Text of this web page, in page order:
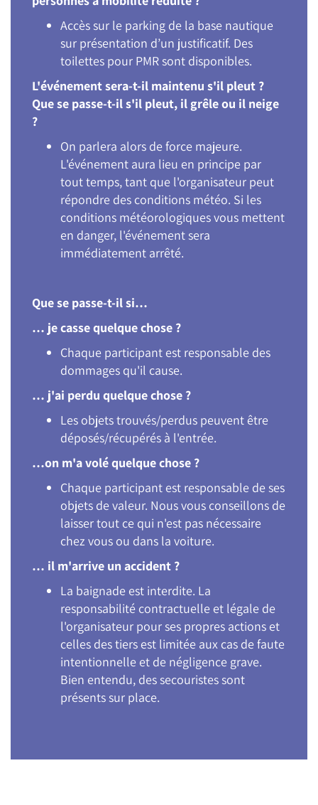
Accès sur le parking de la base nautique
sur présentation d’un justificatif. Des
toilettes pour PMR sont disponibles.
L'événement sera-t-il maintenu s'il pleut ?
Que se passe-t-il s'il pleut, il grêle ou il neige
?
On parlera alors de force majeure.
L'événement aura lieu en principe par
tout temps, tant que l'organisateur peut
répondre des conditions météo. Si les
conditions météorologiques vous mettent
en danger, l'événement sera
immédiatement arrêté.
Que se passe-t-il si…
… je casse quelque chose ?
Chaque participant est responsable des
dommages qu'il cause.
… j'ai perdu quelque chose ?
Les objets trouvés/perdus peuvent être
déposés/récupérés à l'entrée.
…on m'a volé quelque chose ?
Chaque participant est responsable de ses
objets de valeur. Nous vous conseillons de
laisser tout ce qui n'est pas nécessaire
chez vous ou dans la voiture.
… il m'arrive un accident ?
La baignade est interdite. La
responsabilité contractuelle et légale de
l'organisateur pour ses propres actions et
celles des tiers est limitée aux cas de faute
intentionnelle et de négligence grave.
Bien entendu, des secouristes sont
présents sur place.